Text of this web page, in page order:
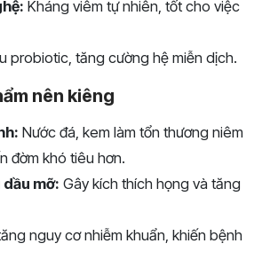
Kháng viêm tự nhiên, tốt cho việc
probiotic, tăng cường hệ miễn dịch.
nên kiêng
Nước đá, kem làm tổn thương niêm
đờm khó tiêu hơn.
mỡ: Gây kích thích họng và tăng
nguy cơ nhiễm khuẩn, khiến bệnh